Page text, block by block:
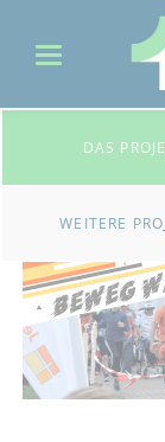
DAS
WEITERE